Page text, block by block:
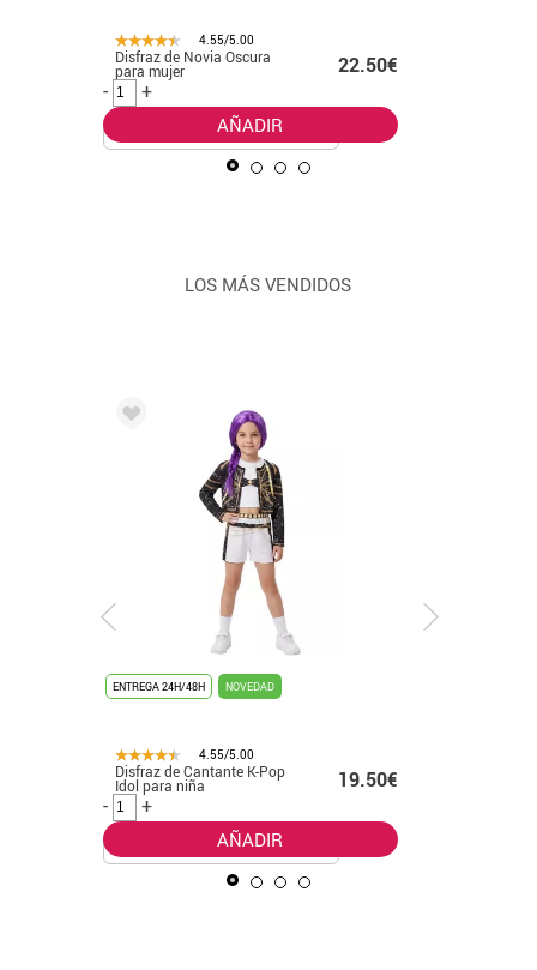
4.55/5.00
Disfraz de Novia Oscura
para mujer
22.50€
+
AÑADIR
LOS MÁS VENDIDOS
ENTREGA 24H/48H NOVEDAD
4.55/5.00
Disfraz de Cantante K-Pop
Idol para niña
19.50€
-
+
AÑADIR